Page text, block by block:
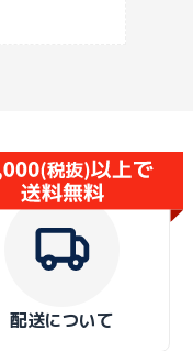
配送について